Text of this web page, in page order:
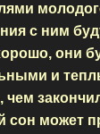
с ним
они
и
чем
сон может